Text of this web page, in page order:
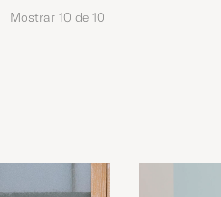
Mostrar 10 de 10